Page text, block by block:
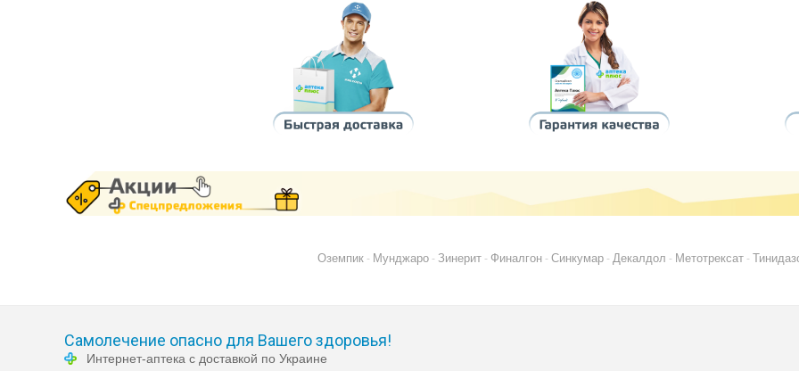
Оземпик- Мунджаро- Зинерит- Финалгон- Синкумар- Декалдол - Метотрексат-
Самолечение опасно для Вашего здоровья!
Интернет-аптека с доставкой по Украине